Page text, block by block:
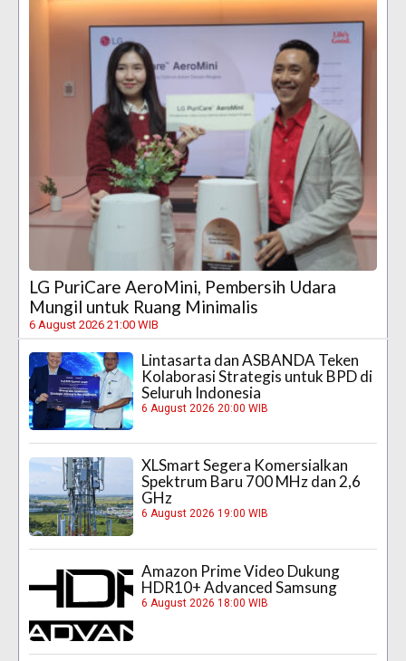
LG PuriCare AeroMini, Pembersih Udara
Mungil untuk Ruang Minimalis
6 August 2026 21:00 WIB
Lintasarta dan ASBANDA Teken
Kolaborasi Strategis untuk BPD di
Seluruh Indonesia
6 August 2026 20:00 WIB
XLSmart Segera Komersialkan
Spektrum Baru 700 MHz dan 2,6
GHz
6 August 2026 19:00 WIB
Amazon Prime Video Dukung
HDR10+ Advanced Samsung
6 August 2026 18:00 WIB